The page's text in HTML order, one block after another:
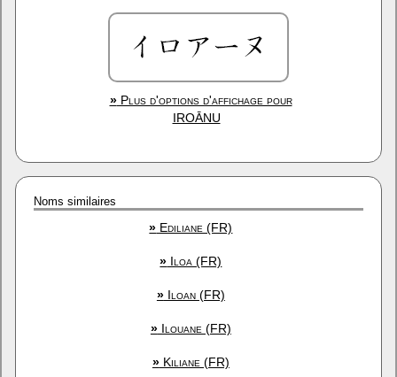
»Plus d'options d'affichage pour
IROĀNU
Noms similaires
» Ediliane (FR)
» Iloa (FR)
»Iloan (FR)
»Ilouane (FR)
»Kiliane (FR)